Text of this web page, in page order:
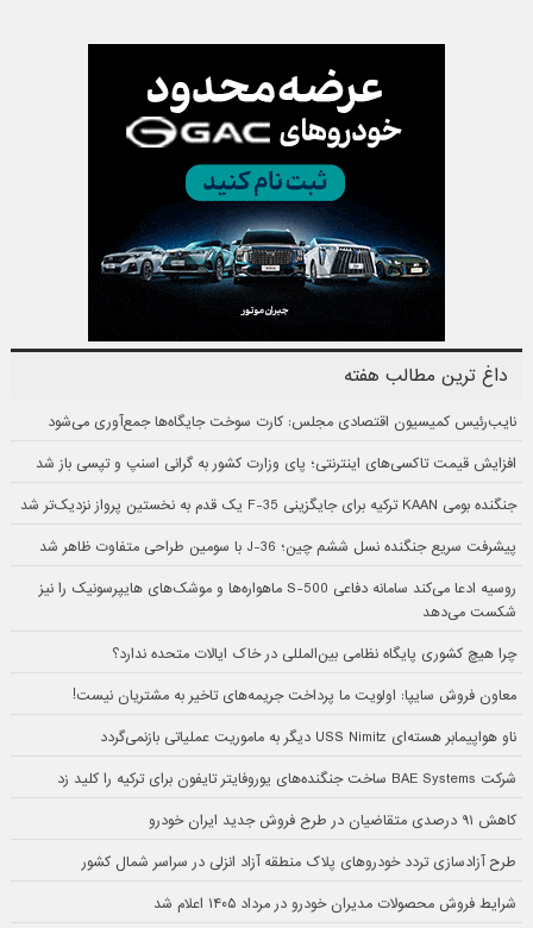
داغ ترین مطالب هفته
نایب‌رئیس کمیسیون اقتصادی مجلس: کارت سوخت جایگاه‌ها جمع‌آوری می‌شود
افزایش قیمت تاکسی‌های اینترنتی؛ پای وزارت کشور به گرانی اسنپ و تپسی باز شد
جنگنده بومی KAAN ترکیه برای جایگزینی F-35 یک قدم به نخستین پرواز نزدیک‌تر شد
پیشرفت سریع جنگنده نسل ششم چین؛ J-36 با سومین طراحی متفاوت ظاهر شد
روسیه ادعا می‌کند سامانه دفاعی S-500 ماهواره‌ها و موشک‌های هایپرسونیک را نیز
شکست می‌دهد
چرا هیچ کشوری پایگاه نظامی بین‌المللی در خاک ایالات متحده ندارد؟
معاون فروش سایپا: اولویت ما پرداخت جریمه‌های تاخیر به مشتریان نیست!
ناو هواپیمابر هسته‌ای USS Nimitz دیگر به ماموریت عملیاتی بازنمی‌گردد
شرکت BAE Systems ساخت جنگنده‌های یوروفایتر تایفون برای ترکیه را کلید زد
کاهش ۹۱ درصدی متقاضیان در طرح فروش جدید ایران خودرو
طرح آزادسازی تردد خودروهای پلاک منطقه آزاد انزلی در سراسر شمال کشور
شرایط فروش محصولات مدیران خودرو در مرداد ۱۴۰۵ اعلام شد